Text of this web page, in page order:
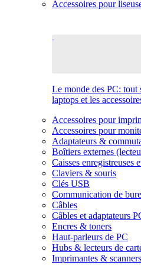
Accessoires pour
Le monde des PC: tout
laptops et les
Accessoires pour
Accessoires pour
Adaptateurs &
Boîtiers externes
Caisses enregistreuses
Claviers & souris
Clés USB
Communication de
Câbles
Câbles et adaptateurs
Encres & toners
Haut-parleurs de PC
Hubs & lecteurs de
Imprimantes & scanners